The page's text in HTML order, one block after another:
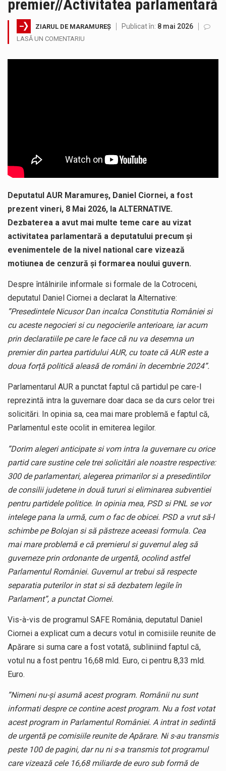
Fostul deputat si primar Cătălin Cherecheș a fost invitat la Horia Nasra Show unde a sustinut o dezbatere pe teme…
premier//Activitatea parlamentară
ZIARUL DE MARAMUREȘ Publicat în: 8 mai 2026
LASĂ UN COMENTARIU
Deputatul AUR Maramureș, Daniel Ciornei, a fost
prezent vineri, 8 Mai 2026, la ALTERNATIVE.
Dezbaterea a avut mai multe teme care au vizat
activitatea parlamentară a deputatului precum și
evenimentele de la nivel national care vizează
motiunea de cenzură și formarea noului guvern.
Despre întâlnirile informale si formale de la Cotroceni,
deputatul Daniel Ciornei a declarat la Alternative:
”Presedintele Nicusor Dan incalca Constitutia României si
cu aceste negocieri si cu negocierile anterioare, iar acum
prin declaratiile pe care le face că nu va desemna un
premier din partea partidului AUR, cu toate că AUR este a
doua forță politică aleasă de români în decembrie 2024”.
Parlamentarul AUR a punctat faptul că partidul pe care-l
reprezintă intra la guvernare doar daca se da curs celor trei
solicitări. In opinia sa, cea mai mare problemă e faptul că,
Parlamentul este ocolit in emiterea legilor.
”Dorim alegeri anticipate si vom intra la guvernare cu orice
partid care sustine cele trei solicitări ale noastre respective:
300 de parlamentari, alegerea primarilor si a presedintilor
de consilii judetene in două tururi si eliminarea subventiei
pentru partidele politice. In opinia mea, PSD si PNL se vor
intelege pana la urmă, cum o fac de obicei. PSD a vrut să-l
schimbe pe Bolojan si să păstreze aceeasi formula. Cea
mai mare problemă e că premierul si guvernul aleg să
guverneze prin ordonante de urgentă, ocolind astfel
Parlamentul României. Guvernul ar trebui să respecte
separatia puterilor in stat si să dezbatem legile în
Parlament”, a punctat Ciornei.
Vis-à-vis de programul SAFE România, deputatul Daniel
Ciornei a explicat cum a decurs votul in comisiile reunite de
Apărare si suma care a fost votată, subliniind faptul că,
votul nu a fost pentru 16,68 mld. Euro, ci pentru 8,33 mld.
Euro.
”Nimeni nu-și asumă acest program. Românii nu sunt
informati despre ce contine acest program. Nu a fost votat
acest program in Parlamentul României. A intrat in sedintă
de urgentă pe comisiile reunite de Apărare. Ni s-au transmis
peste 100 de pagini, dar nu ni s-a transmis tot programul
care vizează cele 16,68 miliarde de euro sub formă de